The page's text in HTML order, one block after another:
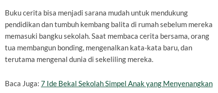
Buku cerita bisa menjadi sarana mudah untuk mendukung
pendidikan dan tumbuh kembang balita di rumah sebelum mereka
memasuki bangku sekolah. Saat membaca cerita bersama, orang
tua membangun bonding, mengenalkan kata-kata baru, dan
terutama mengenal dunia di sekeliling mereka.
Baca Juga: 7 Ide Bekal Sekolah Simpel Anak yang Menyenangkan